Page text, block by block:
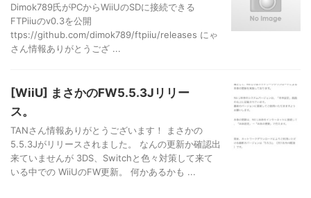
Dimok789氏がPCからWiiUのSDに接続できる
FTPiiuのv0.3を公開
ttps://github.com/dimok789/ftpiiu/releases にゃ
さん情報ありがとうござ ...
[WiiU] まさかのFW5.5.3Jリリー
ス。
TANさん情報ありがとうございます！ まさかの
5.5.3Jがリリースされました。 なんの更新か確認出
来ていませんが 3DS、Switchと色々対策して来て
いる中での WiiUのFW更新。 何かあるかも ...